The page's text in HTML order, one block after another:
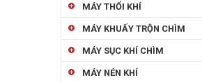
MÁY THỔI KHÍ
MÁY KHUẤY TRỘN CHÌM
MÁY SỤC KHÍ CHÌM
MÁY NÉN KHÍ